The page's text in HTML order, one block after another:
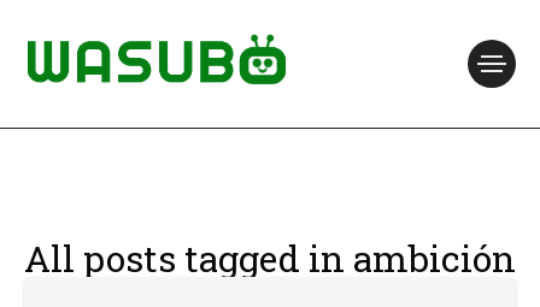
All posts tagged in ambición